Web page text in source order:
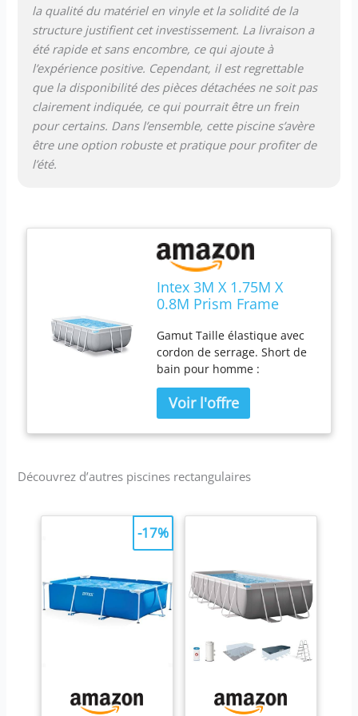
la qualité du matériel en vinyle et la solidité de la
structure justifient cet investissement. La livraison a
été rapide et sans encombre, ce qui ajoute à
l’expérience positive. Cependant, il est regrettable
que la disponibilité des pièces détachées ne soit pas
clairement indiquée, ce qui pourrait être un frein
pour certains. Dans l’ensemble, cette piscine s’avère
être une option robuste et pratique pour profiter de
l’été.
Intex 3M X 1.75M X
0.8M Prism Frame
Gamut Taille élastique avec
cordon de serrage. Short de
bain pour homme :
Découvrez d’autres piscines rectangulaires
-17%